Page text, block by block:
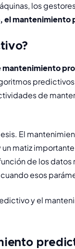
los
el
de
El
un matiz
de los
cuando esos
y el